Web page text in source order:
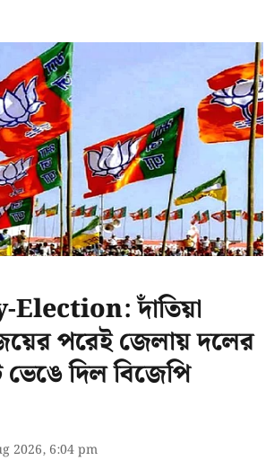
দাঁতিয়া
পরেই জেলায় দলের
ভেঙে দিল বিজেপি
2026, 6:04 pm